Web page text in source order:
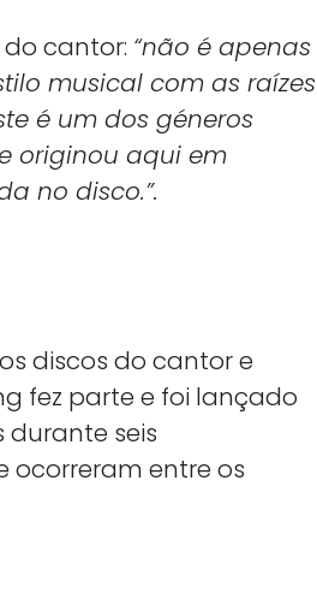
do cantor: “não é apenas
musical com as raízes
é um dos géneros
originou aqui em
no disco.”.
discos do cantor e
fez parte e foi lançado
durante seis
ocorreram entre os